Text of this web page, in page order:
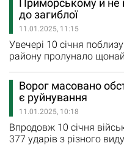
тричі обстріляли з
Камʼянське та
окупаційні…
Приморському й не
до загиблої
11.01.2025, 11:15
Увечері 10 січня
району пролунало
селище, а вранці 11
їхали п’ятеро мирних
Національній поліції
вдарили дроном по
6:15. Від отриманих…
Ворог масовано
є руйнування
11.01.2025, 10:18
Впродовж 10 січня
377 ударів з різного